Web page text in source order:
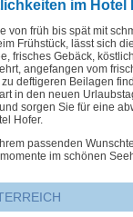
im Hotel
von früh bis spät mit
Frühstück, lässt sich
frisches Gebäck,
angefangen vom
deftigeren Beilagen
in den neuen
sorgen Sie für eine
Hofer.
passenden
im schönen